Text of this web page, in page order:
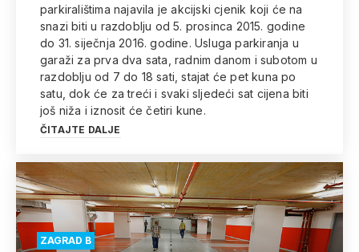
parkiralištima najavila je akcijski cjenik koji će na
snazi biti u razdoblju od 5. prosinca 2015. godine
do 31. siječnja 2016. godine. Usluga parkiranja u
garaži za prva dva sata, radnim danom i subotom u
razdoblju od 7 do 18 sati, stajat će pet kuna po
satu, dok će za treći i svaki sljedeći sat cijena biti
još niža i iznosit će četiri kune.
ČITAJTE DALJE
ZAGRAD B